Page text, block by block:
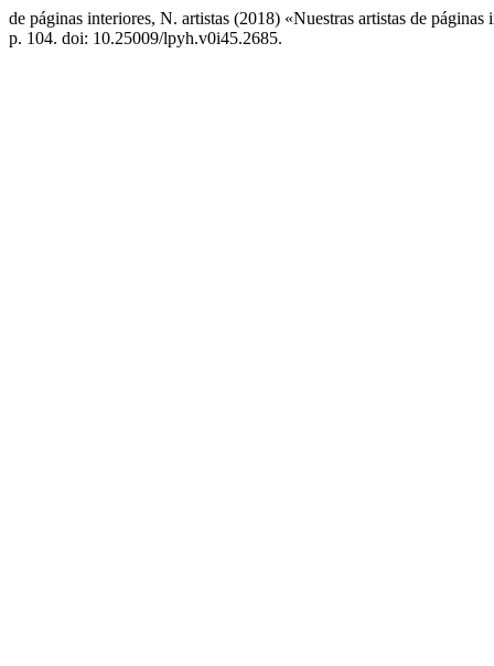
de páginas interiores, N. artistas (2018) «Nuestras artistas de páginas
p. 104. doi: 10.25009/lpyh.v0i45.2685.